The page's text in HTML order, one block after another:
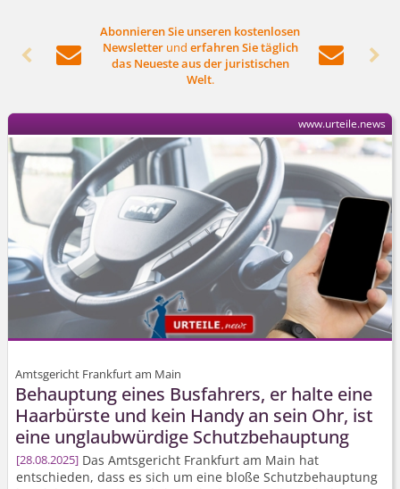
 
Abonnieren Sie unseren kostenlosen
Newsletterund erfahren Sie täglich
das Neueste aus der juristischen
Welt.
 
Amtsgericht Frankfurt am Main
Behauptung eines Busfahrers, er halte eine
Haarbürste und kein Handy an sein Ohr, ist
eine unglaubwürdige Schutzbehauptung
28.08.2025 Das Amtsgericht Frankfurt am Main hat
entschieden, dass es sich um eine bloße Schutzbehauptung
www.urteile.news